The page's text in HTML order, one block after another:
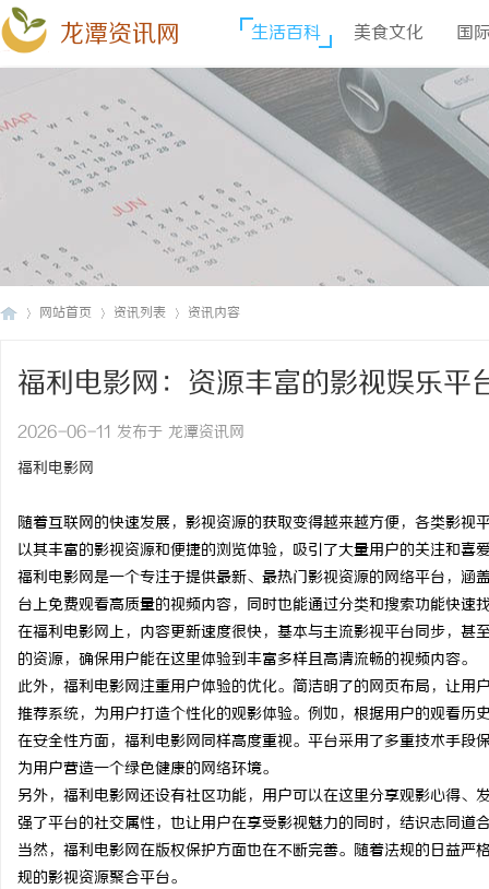
龙潭资讯网 生活百科 美食文化 国
网站首页 资讯列表 资讯内容
福利电影网：资源丰富的影视娱乐平
2026-06-11 发布于 龙潭资讯网
福利电影网
随着互联网的快速发展，影视资源的获取变得越来越方便，各类影
以其丰富的影视资源和便捷的浏览体验，吸引了大量用户的关注和喜
福利电影网是一个专注于提供最新、最热门影视资源的网络平台，
台上免费观看高质量的视频内容，同时也能通过分类和搜索功能快速
在福利电影网上，内容更新速度很快，基本与主流影视平台同步，
的资源，确保用户能在这里体验到丰富多样且高清流畅的视频内容。
此外，福利电影网注重用户体验的优化。简洁明了的网页布局，让
推荐系统，为用户打造个性化的观影体验。例如，根据用户的观看
在安全性方面，福利电影网同样高度重视。平台采用了多重技术手
为用户营造一个绿色健康的网络环境。
另外，福利电影网还设有社区功能，用户可以在这里分享观影心得
强了平台的社交属性，也让用户在享受影视魅力的同时，结识志同道
当然，福利电影网在版权保护方面也在不断完善。随着法规的日益
规的影视资源聚合平台。